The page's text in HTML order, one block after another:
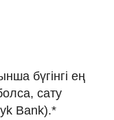
бүгінгі ең
сату
Bank).*